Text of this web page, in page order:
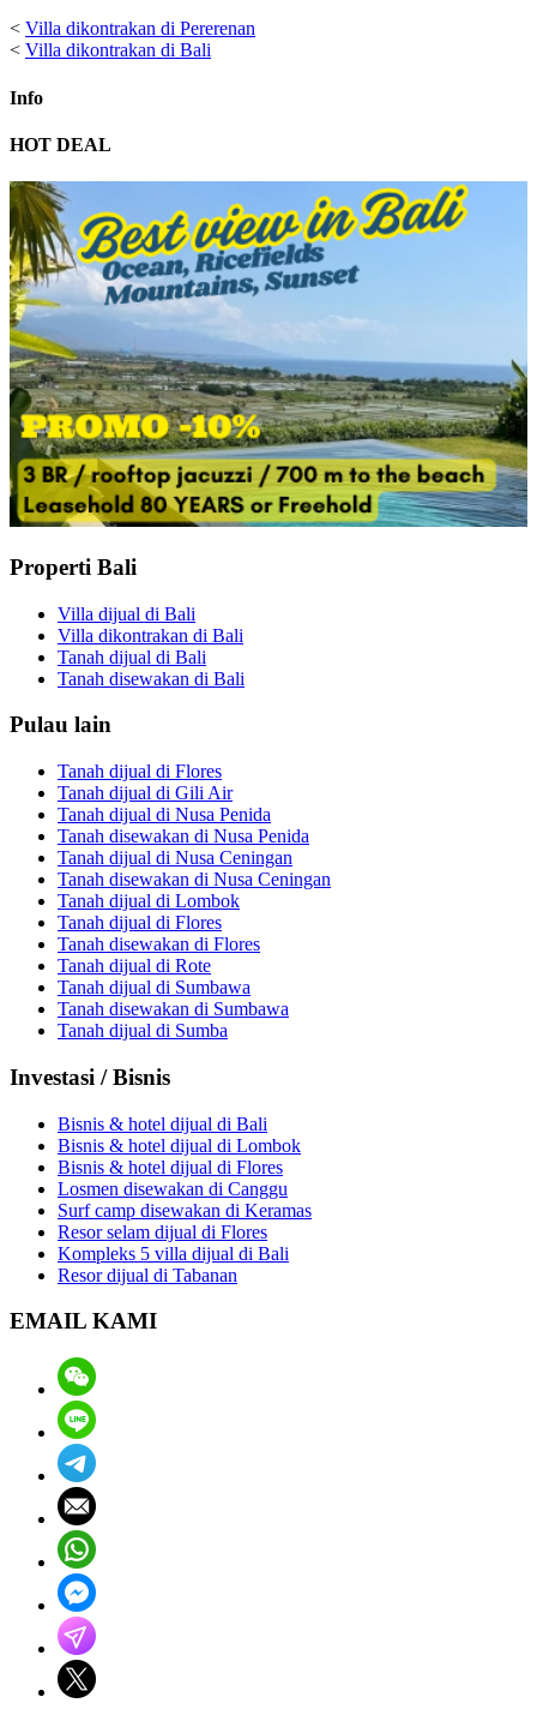
< Villa dikontrakan di Pererenan
< Villa dikontrakan di Bali
Info
HOT DEAL
Properti Bali
Villa dijual di Bali
Villa dikontrakan di Bali
Tanah dijual di Bali
Tanah disewakan di Bali
Pulau lain
Tanah dijual di Flores
Tanah dijual di Gili Air
Tanah dijual di Nusa Penida
Tanah disewakan di Nusa Penida
Tanah dijual di Nusa Ceningan
Tanah disewakan di Nusa Ceningan
Tanah dijual di Lombok
Tanah dijual di Flores
Tanah disewakan di Flores
Tanah dijual di Rote
Tanah dijual di Sumbawa
Tanah disewakan di Sumbawa
Tanah dijual di Sumba
Investasi / Bisnis
Bisnis & hotel dijual di Bali
Bisnis & hotel dijual di Lombok
Bisnis & hotel dijual di Flores
Losmen disewakan di Canggu
Surf camp disewakan di Keramas
Resor selam dijual di Flores
Kompleks 5 villa dijual di Bali
Resor dijual di Tabanan
EMAIL KAMI